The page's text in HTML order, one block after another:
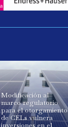
Modificación al
marco regulatorio
para el otorgamiento
de CELs vulnera
inversiones en el